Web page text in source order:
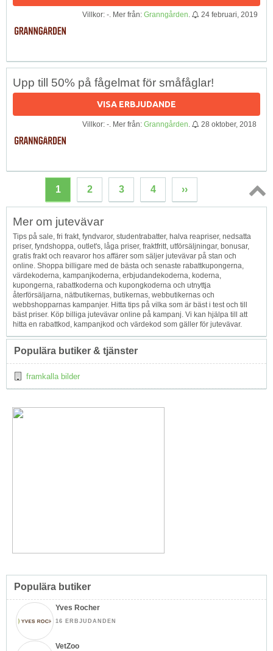
Villkor: -. Mer från: Granngården 24 februari, 2019
Upp till 50% på fågelmat för småfåglar!
VISA ERBJUDANDE
Villkor: -. Mer från: Granngården 28 oktober, 2018
1 2 3 4 ››
Topp
Mer om jutevävar
Tips på sale, fri frakt, fyndvaror, studentrabatter, halva reapriser, nedsatta
priser, fyndshoppa, outlet's, låga priser, fraktfritt, utförsäljningar, bonusar,
gratis frakt och reavaror hos affärer som säljer jutevävar på stan och
online. Shoppa billigare med de bästa och senaste rabattkupongerna,
värdekoderna, kampanjkoderna, erbjudandekoderna, koderna,
kupongerna, rabattkoderna och kupongkoderna och utnyttja
återförsäljarna, nätbutikernas, butikernas, webbutikernas och
webbshopparnas kampanjer. Hitta tips på vilka som är bäst i test och till
bäst priser. Köp billiga jutevävar online på kampanj. Vi kan hjälpa till att
hitta en rabattkod, kampanjkod och värdekod som gäller för jutevävar.
Populära butiker & tjänster
framkalla bilder
Populära butiker
Yves Rocher
16 ERBJUDANDEN
VetZoo